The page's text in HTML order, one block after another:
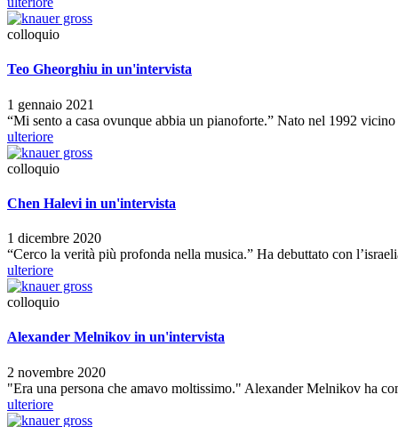
colloquio
Teo Gheorghiu in un'intervista
1 gennaio 2021
“Mi sento a casa ovunque abbia un pianoforte.” Nato nel 1992
ulteriore
colloquio
Chen Halevi in ​​un'intervista
1 dicembre 2020
“Cerco la verità più profonda nella musica.” Ha debuttato con
ulteriore
colloquio
Alexander Melnikov in un'intervista
2 novembre 2020
"Era una persona che amavo moltissimo." Alexander Melnikov ha
ulteriore